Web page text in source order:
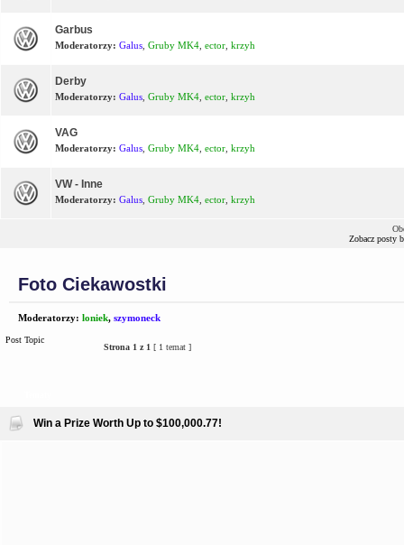
Garbus
Moderatorzy: Galus Gruby MK4 ector krzyh
Derby
Moderatorzy: Galus Gruby MK4 ector krzyh
VAG
Moderatorzy: Galus Gruby MK4 ector krzyh
VW - Inne
Moderatorzy: Galus Gruby MK4 ector krzyh
Zobacz posty
Foto Ciekawostki
Moderatorzy: loniek, szymoneck
Post Topic
Strona 1 z 1 [ 1 temat ]
Win a Prize Worth Up to $100,000.77!